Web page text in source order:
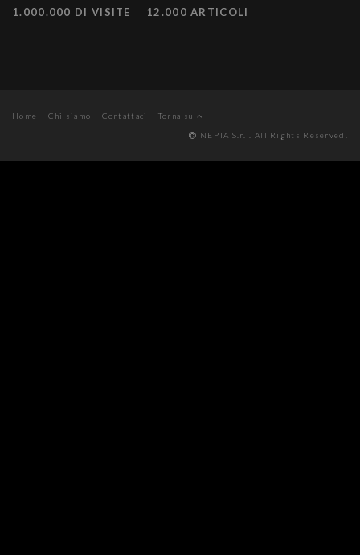
1.000.000 DI VISITE 12.000 ARTICOLI
Home Chi siamo Contattaci
Torna su
NEPTA S.r.l. All Rights Reserved.